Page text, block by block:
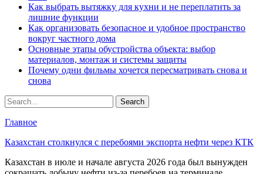
Как выбрать вытяжку для кухни и не переплатить за
лишние функции
Как организовать безопасное и удобное пространство
вокруг частного дома
Основные этапы обустройства объекта: выбор
материалов, монтаж и системы защиты
Почему одни фильмы хочется пересматривать снова и
снова
Главное
Казахстан столкнулся с перебоями экспорта нефти через КТК
Казахстан в июле и начале августа 2026 года был вынужден